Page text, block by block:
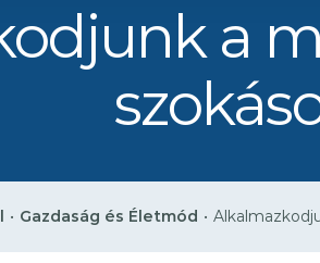
a
• Gazdaság és Életmód •